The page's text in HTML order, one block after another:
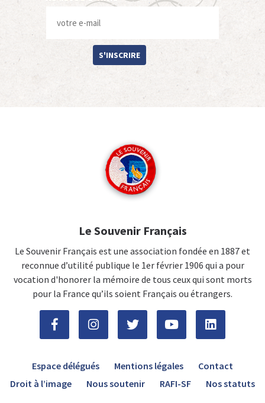
S'INSCRIRE
Le Souvenir Français
Le Souvenir Français est une association fondée en 1887 et
reconnue d’utilité publique le 1er février 1906 qui a pour
vocation d'honorer la mémoire de tous ceux qui sont morts
pour la France qu’ils soient Français ou étrangers.
Espace délégués Mentions légales
Contact
Droit à l’image
Nous soutenir RAFI-SF Nos statuts